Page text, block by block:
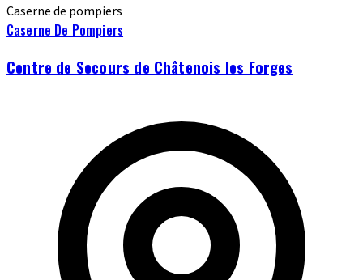
Caserne de pompiers
Caserne De Pompiers
Centre de Secours de Châtenois les Forges